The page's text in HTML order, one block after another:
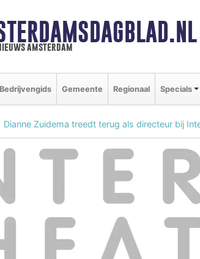
amsterdam
Bedrijvengids Gemeente Regionaal Specials
Dianne Zuidema treedt terug als directeur bij